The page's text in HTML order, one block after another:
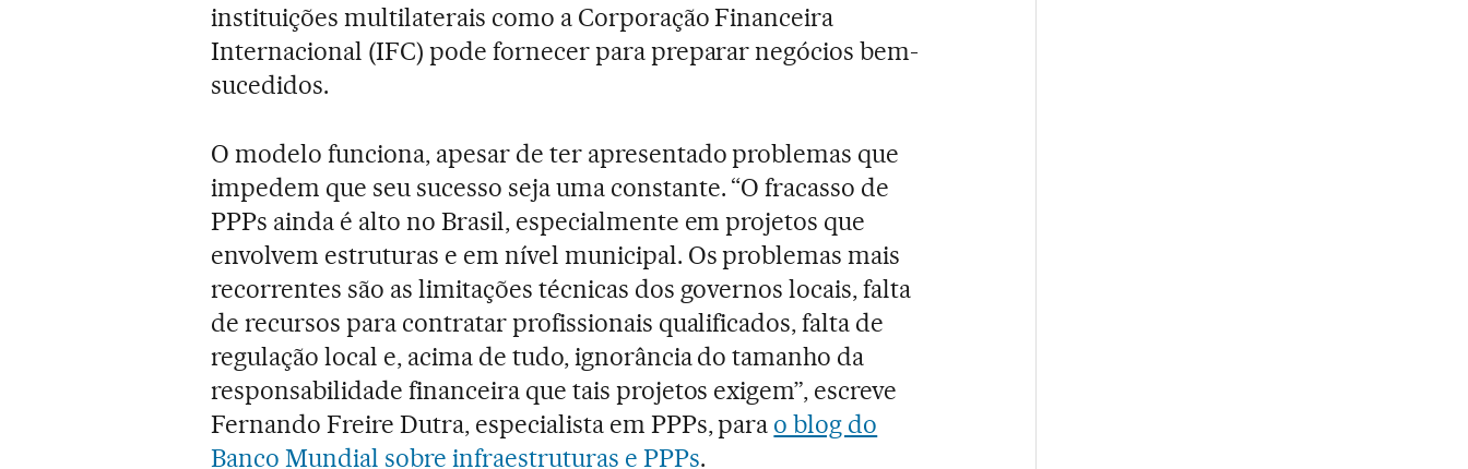
instituições multilaterais como a Corporação Financeira
Internacional (IFC) pode fornecer para preparar negócios bem-
sucedidos.
O modelo funciona, apesar de ter apresentado problemas que
impedem que seu sucesso seja uma constante. “O fracasso de
PPPs ainda é alto no Brasil, especialmente em projetos que
envolvem estruturas e em nível municipal. Os problemas mais
recorrentes são as limitações técnicas dos governos locais, falta
de recursos para contratar profissionais qualificados, falta de
regulação local e, acima de tudo, ignorância do tamanho da
responsabilidade financeira que tais projetos exigem”, escreve
Fernando Freire Dutra, especialista em PPPs, para o blog do
Banco Mundial sobre infraestruturas e PPPs.